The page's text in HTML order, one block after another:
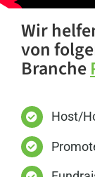
Wir
von
Branche
Host/